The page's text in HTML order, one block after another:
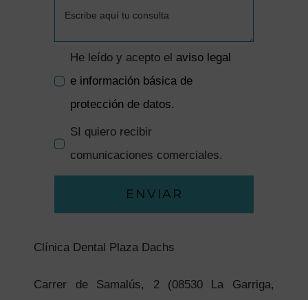
He leído y acepto el aviso legal
e información básica de
protección de datos.
SI quiero recibir
comunicaciones comerciales.
ENVIAR
Clínica Dental Plaza Dachs
Carrer de Samalús, 2 (08530 La Garriga,